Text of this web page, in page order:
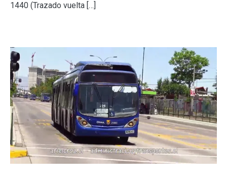
1440 (Trazado vuelta […]